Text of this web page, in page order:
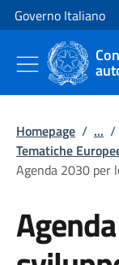
Vai al contenuto
Vai alla navigazione
Governo Italiano
Homepage / ... /
Tematiche
Agenda 2030 per